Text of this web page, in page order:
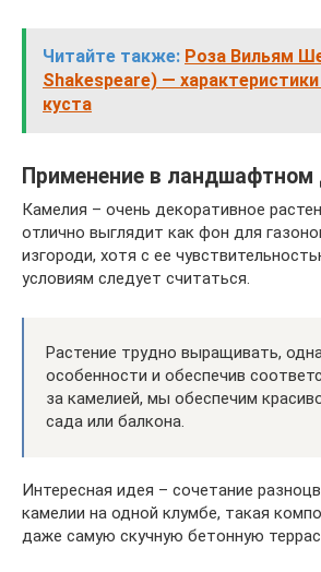
Читайте также: Роза Вильям
Shakespeare) —
куста
Применение в ландшафтном
Камелия – очень декоративное
отлично выглядит как фон для
изгороди, хотя с ее
условиям следует считаться.
Растение трудно выращивать,
особенности и обеспечив
за камелией, мы обеспечим
сада или балкона.
Интересная идея – сочетание
камелии на одной клумбе, такая
даже самую скучную бетонную